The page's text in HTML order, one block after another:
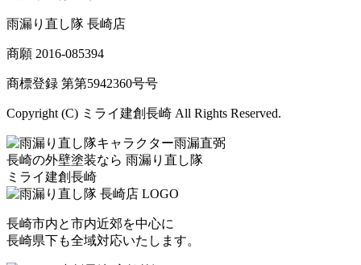
雨漏り直し隊 長崎店
商願 2016-085394
商標登録 第第5942360号号
Copyright (C) ミライ建創長崎 All Rights Reserved.
長崎の外壁塗装なら 雨漏り直し隊
ミライ建創長崎
長崎市内と市内近郊を中心に
長崎県下も全域対応いたします。